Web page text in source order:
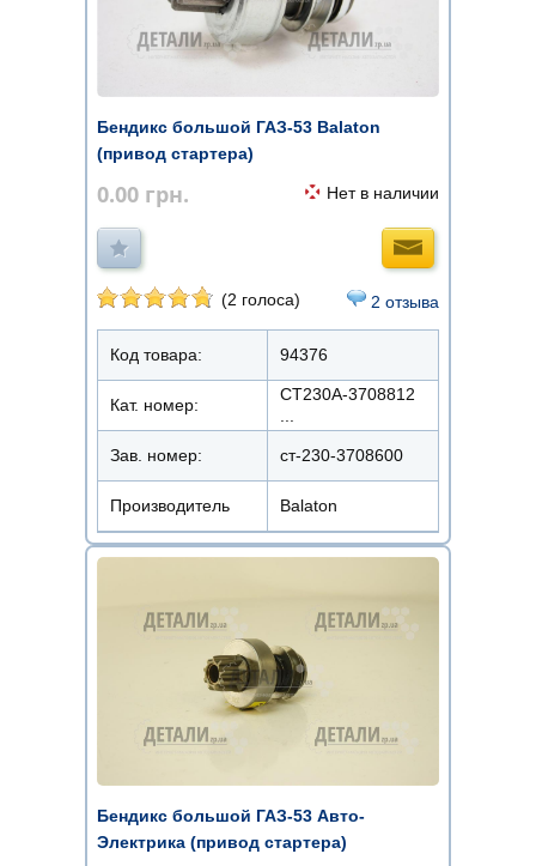
Бендикс большой ГАЗ-53 Balaton
(привод стартера)
0.00 грн. Нет в наличии
(2 голоса) 2 отзыва
Код товара: 94376
Кат. номер:
СТ230А-3708812
Зав. номер: ст-230-3708600
Производитель Balaton
Бендикс большой ГАЗ-53 Авто-
Электрика (привод стартера)